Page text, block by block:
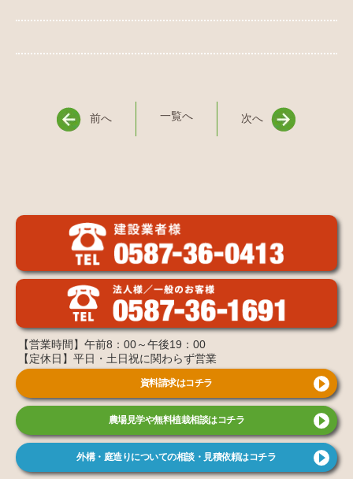
前へ 一覧へ 次へ
【営業時間】午前8：00～午後19：00
【定休日】平日・土日祝に関わらず営業
資料請求はコチラ
農場見学や無料植栽相談はコチラ
外構・庭造りについての相談・見積依頼はコチラ